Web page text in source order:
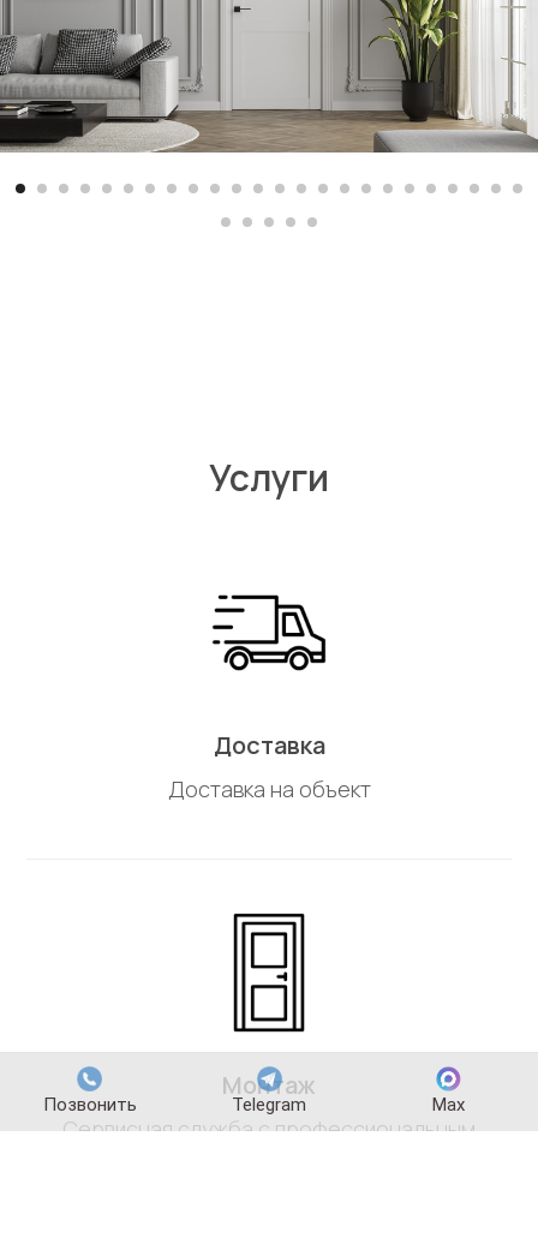
Услуги
Доставка
Доставка на объект
Монтаж
Сервисная служба с профессиональным
Позвонить Telegram Max